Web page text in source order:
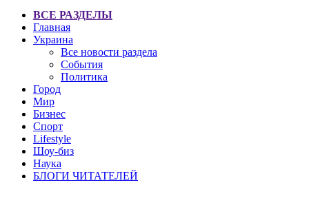
ВСЕ РАЗДЕЛЫ
Главная
Украина
Все новости раздела
События
Политика
Город
Мир
Бизнес
Спорт
Lifestyle
Шоу-биз
Наука
БЛОГИ ЧИТАТЕЛЕЙ